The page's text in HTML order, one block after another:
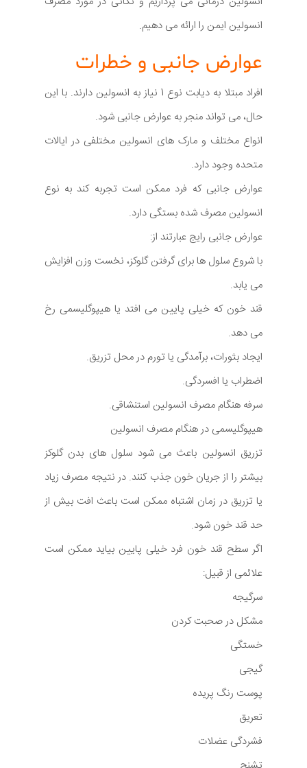
انسولین ایمن را ارائه می دهیم.
عوارض جانبی و خطرات
افراد مبتلا به دیابت نوع 1 نیاز به انسولین دارند. با این
حال، می تواند منجر به عوارض جانبی شود.
انواع مختلف و مارک های انسولین مختلفی در ایالات
متحده وجود دارد.
عوارض جانبی که فرد ممکن است تجربه کند به نوع
انسولین مصرف شده بستگی دارد.
عوارض جانبی رایج عبارتند از:
با شروع سلول ها برای گرفتن گلوکز، نخست وزن افزایش
می یابد.
قند خون که خیلی پایین می افتد یا هیپوگلیسمی رخ
می دهد.
ایجاد بثورات، برآمدگی یا تورم در محل تزریق.
اضطراب یا افسردگی.
سرفه هنگام مصرف انسولین استنشاقی.
هیپوگلیسمی در هنگام مصرف انسولین
تزریق انسولین باعث می شود سلول های بدن گلوکز
بیشتر را از جریان خون جذب کنند. در نتیجه مصرف زیاد
یا تزریق در زمان اشتباه ممکن است باعث افت بیش از
حد قند خون شود.
اگر سطح قند خون فرد خیلی پایین بیاید ممکن است
علائمی از قبیل:
سرگیجه
مشکل در صحبت کردن
خستگی
گیجی
پوست رنگ پریده
تعریق
فشردگی عضلات